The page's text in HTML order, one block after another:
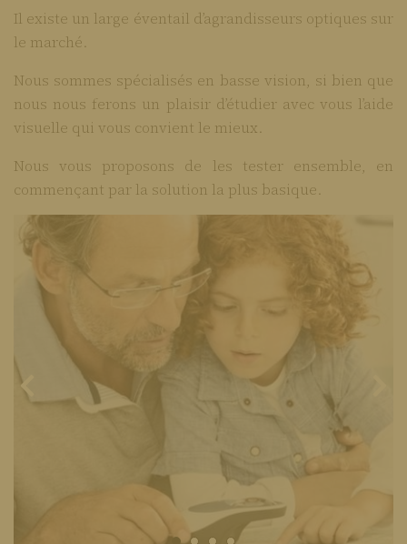
Il existe un large éventail d’agrandisseurs optiques sur
le marché.
Nous sommes spécialisés en basse vision, si bien que
nous nous ferons un plaisir d’étudier avec vous l’aide
visuelle qui vous convient le mieux.
Nous vous proposons de les tester ensemble, en
commençant par la solution la plus basique.